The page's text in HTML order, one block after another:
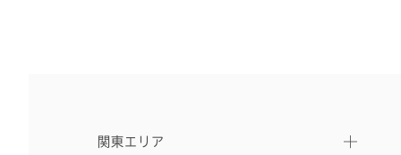
関東エリア